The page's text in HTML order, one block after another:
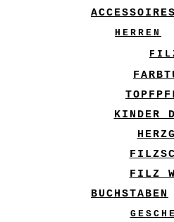
ACCESSOIRES
HERREN
KINDER
FILZ
BUCHSTABEN